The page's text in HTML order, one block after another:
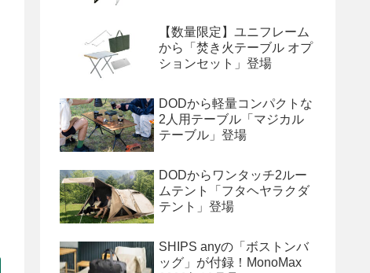
【数量限定】ユニフレーム
から「焚き火テーブル オプ
ションセット」登場
DODから軽量コンパクトな
2人用テーブル「マジカル
テーブル」登場
DODからワンタッチ2ルー
ムテント「フタヘヤラクダ
テント」登場
SHIPS anyの「ボストンバ
ッグ」が付録！MonoMax